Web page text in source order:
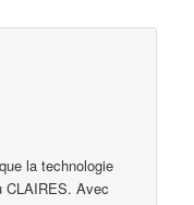
la technologie
CLAIRES. Avec